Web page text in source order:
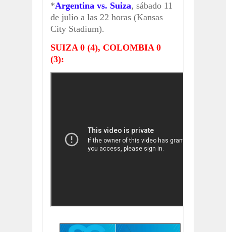
*Argentina vs. Suiza, sábado 11
de julio a las 22 horas (Kansas
City Stadium).
SUIZA 0 (4), COLOMBIA 0
(3):